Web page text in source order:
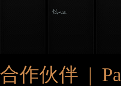
炫-car
合作伙伴 |